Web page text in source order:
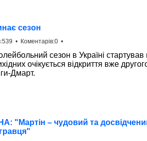
сезон
• Коментарів:0 •
сезон в Україні
очікується відкриття вже
Дмарт.
– чудовий та